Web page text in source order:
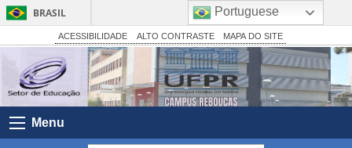
BRASIL
Simplifique!
Comunica BR
Participe
Acesso à informação
ACESSIBILIDADE ALTO CONTRASTE MAPA DO SITE
Menu
Portuguese